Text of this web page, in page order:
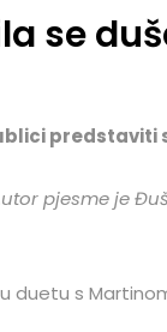
se
predstaviti
pjesme je
s